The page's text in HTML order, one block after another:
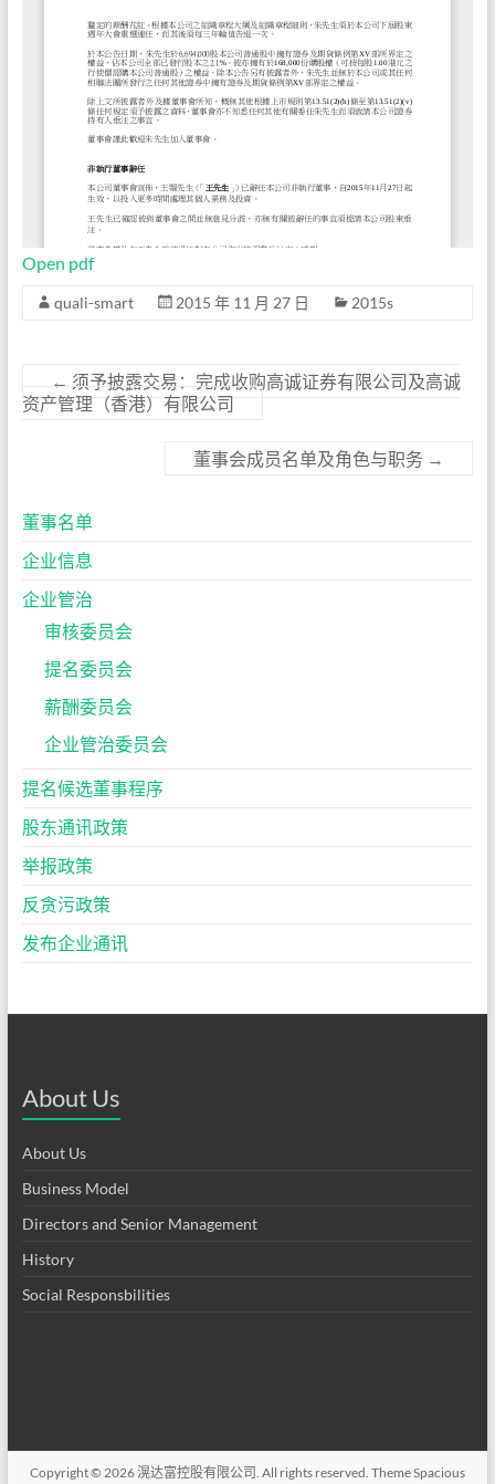
Open pdf
quali-smart 2015 年 11 月 27 日 2015s
← 须予披露交易：完成收购高诚证券有限公司及高诚
资产管理（香港）有限公司
董事会成员名单及角色与职务 →
董事名单
企业信息
企业管治
审核委员会
提名委员会
薪酬委员会
企业管治委员会
提名候选董事程序
股东通讯政策
举报政策
反贪污政策
发布企业通讯
About Us
About Us
Business Model
Directors and Senior Management
History
Social Responsbilities
Copyright © 2026滉达富控股有限公司. All rights reserved. ThemeSpacious